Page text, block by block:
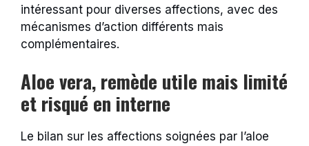
intéressant pour diverses affections, avec des
mécanismes d’action différents mais
complémentaires.
Aloe vera, remède utile mais limité
et risqué en interne
Le bilan sur les affections soignées par l’aloe